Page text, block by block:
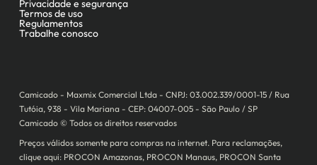
Camicado - Maxmix Comercial Ltda - CNPJ: 03.002.339/0001-15 / Rua
Tutóia, 938 - Vila Mariana - CEP: 04007-005 - São Paulo / SP
Camicado © Todos os direitos reservados
Preços válidos somente para compras na internet. Para reclamações,
clique aqui: PROCON Amazonas, PROCON Manaus, PROCON Santa